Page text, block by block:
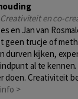
Creativiteit en co-
en Jan van
trucje of
durven kijken,
al te kennen.
doen. Creativiteit
>